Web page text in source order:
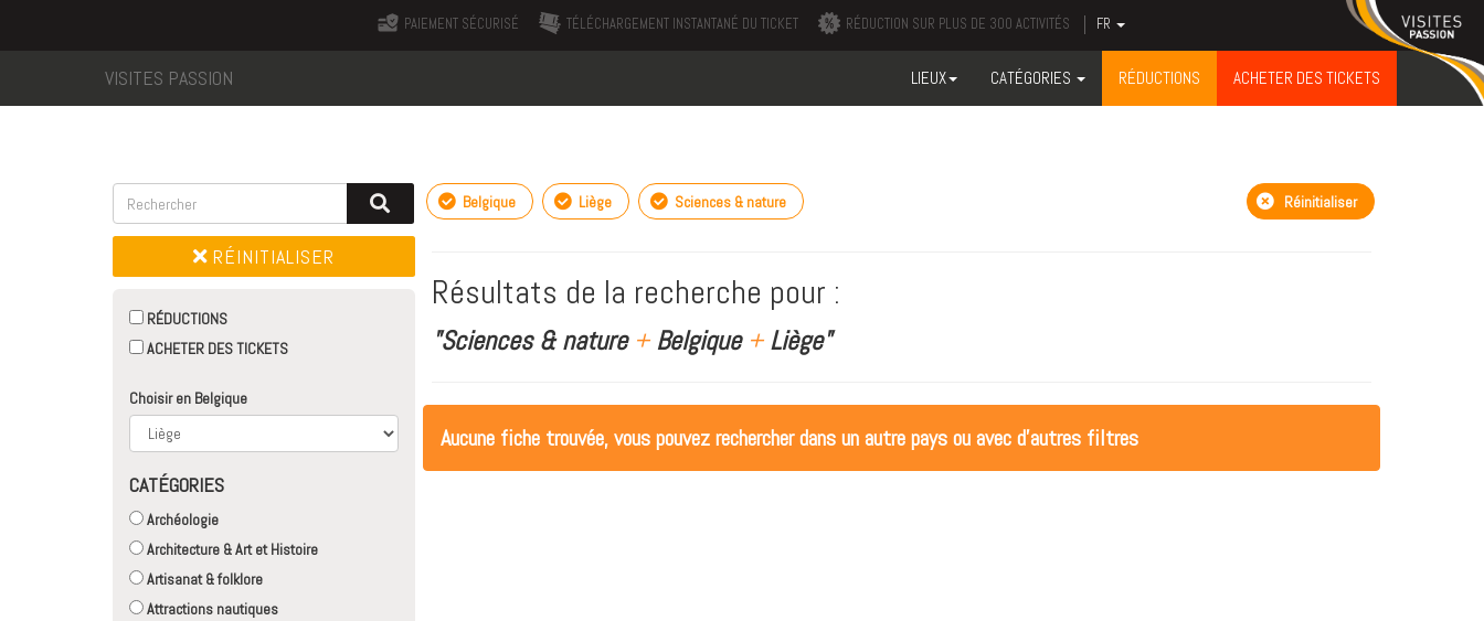
PAIEMENT SÉCURISÉ TÉLÉCHARGEMENT INSTANTANÉ DU TICKET RÉDUCTION SUR PLUS DE 300 ACTIVITÉS FR
VISITES PASSION LIEUX CATÉGORIES RÉDUCTIONS ACHETER DES TICKETS
RÉINITIALISER
RÉDUCTIONS
ACHETER DES TICKETS
Choisir en Belgique
CATÉGORIES
Archéologie
Architecture & Art et Histoire
Artisanat & folklore
Attractions nautiques
Belgique Liège Sciences & nature Réinitialiser
Résultats de la recherche pour :
"Sciences & nature +Belgique +Liège"
Aucune fiche trouvée, vous pouvez rechercher dans un autre pays ou avec d'autres filtres